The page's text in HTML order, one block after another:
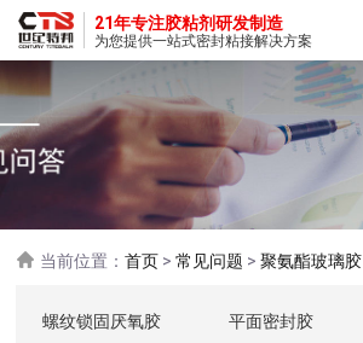
21年专注胶粘剂研发制造
为您提供一站式密封粘接解决方案
当前位置：首页 >常见问题 >聚氨酯玻璃胶
螺纹锁固厌氧胶 平面密封胶